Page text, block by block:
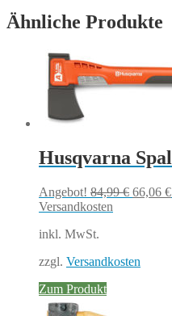
Ähnliche Produkte
Husqvarna
Angebot! 84,99€ 66,06 €
Versandkosten
inkl. MwSt.
zzgl. Versandkosten
Zum Produkt